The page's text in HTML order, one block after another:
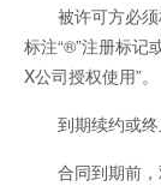
被许可方必须
标注“®”注册标记
X公司授权使用”。
到期续约或终
合同到期前，